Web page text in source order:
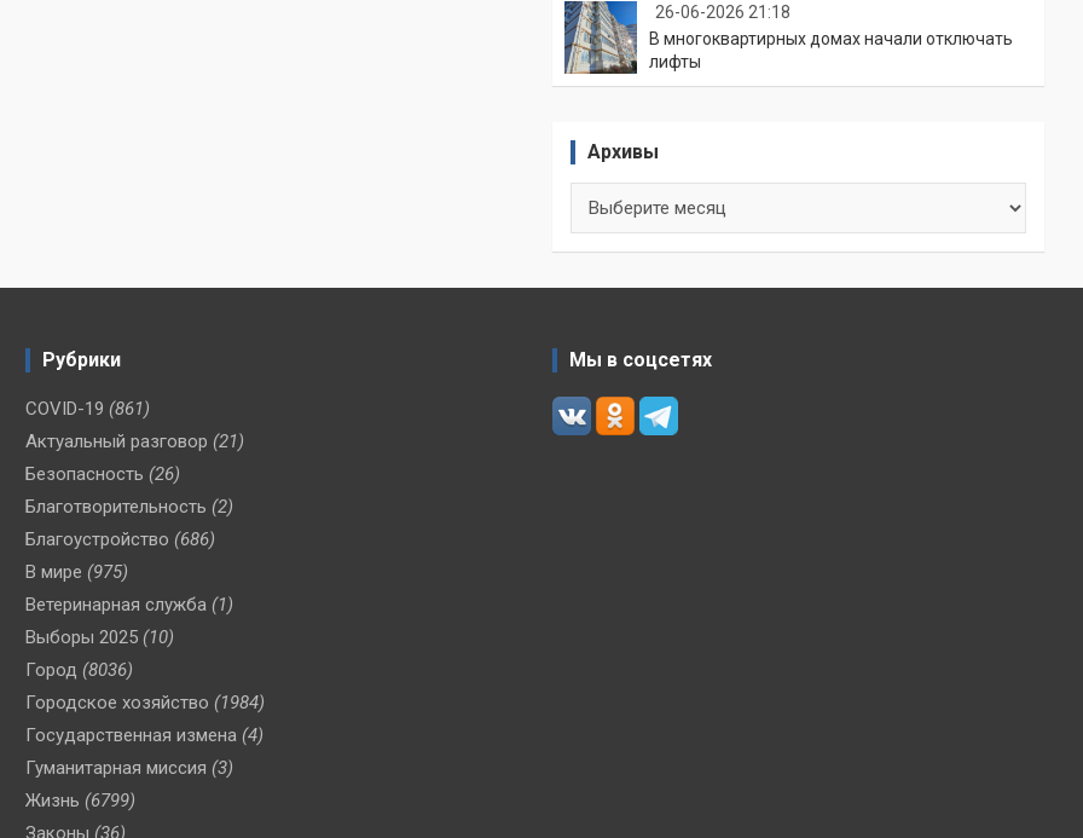
26-06-2026 21:18
В многоквартирных домах начали отключать
лифты
Архивы
Рубрики
COVID-19 (861)
Актуальный разговор (21)
Безопасность (26)
Благотворительность (2)
Благоустройство (686)
В мире (975)
Ветеринарная служба (1)
Выборы 2025 (10)
Город (8036)
Городское хозяйство (1984)
Государственная измена (4)
Гуманитарная миссия (3)
Жизнь (6799)
Законы (36)
Мы в соцсетях